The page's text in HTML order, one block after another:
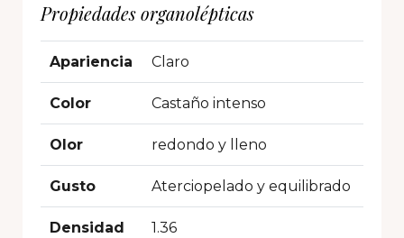
Propiedades organolépticas
Apariencia Claro
Color Castaño intenso
Olor redondo y lleno
Gusto Aterciopelado y equilibrado
Densidad 1.36